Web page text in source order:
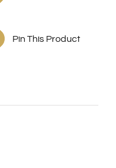
Pin This Product